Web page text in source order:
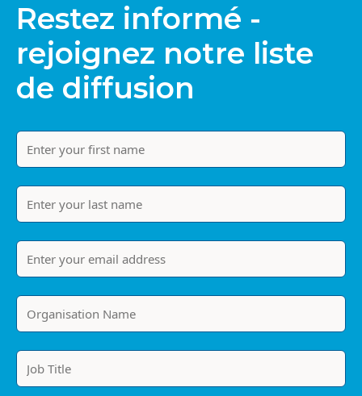
Restez informé -
rejoignez notre liste
de diffusion